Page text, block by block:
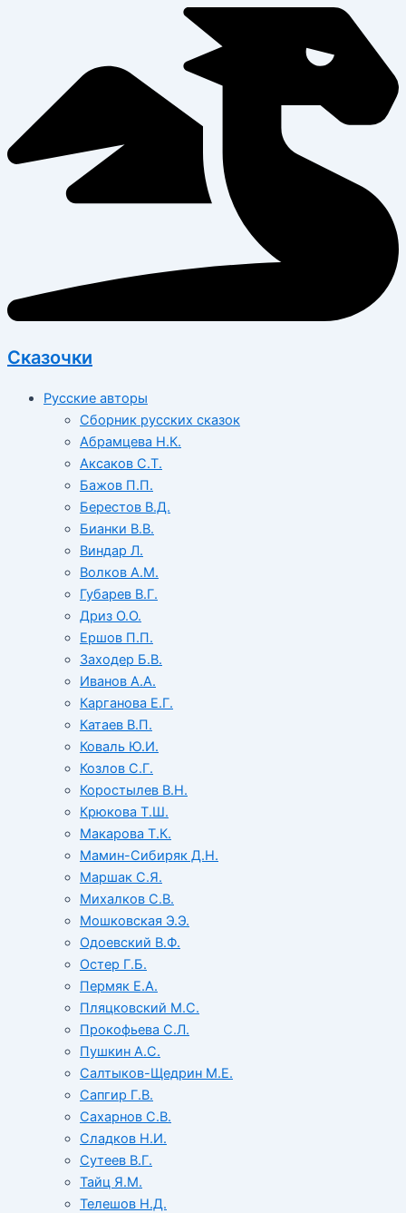
Сказочки
Русские авторы
Сборник русских сказок
Абрамцева Н.К.
Аксаков С.Т.
Бажов П.П.
Берестов В.Д.
Бианки В.В.
Виндар Л.
Волков А.М.
Губарев В.Г.
Дриз О.О.
Ершов П.П.
Заходер Б.В.
Иванов А.А.
Карганова Е.Г.
Катаев В.П.
Коваль Ю.И.
Козлов С.Г.
Коростылев В.Н.
Крюкова Т.Ш.
Макарова Т.К.
Мамин-Сибиряк Д.Н.
Маршак С.Я.
Михалков С.В.
Мошковская Э.Э.
Одоевский В.Ф.
Остер Г.Б.
Пермяк Е.А.
Пляцковский М.С.
Прокофьева С.Л.
Пушкин А.С.
Салтыков-Щедрин М.Е.
Сапгир Г.В.
Сахарнов С.В.
Сладков Н.И.
Сутеев В.Г.
Тайц Я.М.
Телешов Н.Д.